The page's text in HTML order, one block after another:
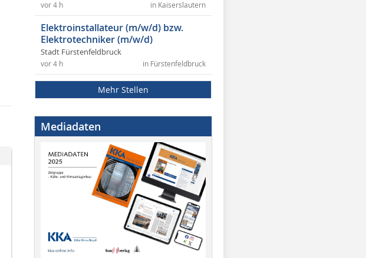
in Kaiserslautern
vor 4 h
Elektroinstallateur (m/w/d) bzw.
Elektrotechniker (m/w/d)
Stadt Fürstenfeldbruck
in Fürstenfeldbruck
vor 4 h
Mehr Stellen
Mediadaten